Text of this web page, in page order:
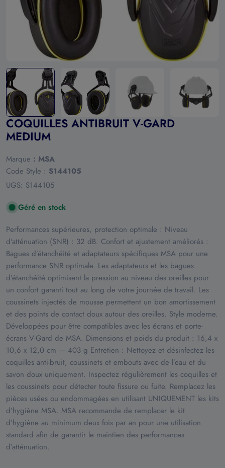
COQUILLES ANTIBRUIT V-GARD
MEDIUM
Marque : MSA
Code Style : S144105
UGS: S144105
Géré en stock
Performances supérieures, protection optimale : Niveau
d'atténuation (SNR) : 32 dB. Confort et ajustement améliorés :
Bagues d’étanchéité et adaptateurs spécifiques MSA pour une
performance SNR optimale. Les adaptateurs et les bagues
d’étanchéité optimisent la pression au niveau des oreilles pour
un confort garanti tout au long de votre journée de travail. Les
coussinets injectés de mousse permettent un bon amortissement
et des points de contact doux autour des oreilles. Style moderne.
Développées pour être compatibles avec les écrans et porte-
écrans V-Gard de MSA. Dimensions et poids du produit : 16,4 x
10,6 x 12,0 cm — 403 g Entretien : Nettoyez et désinfectez les
coquilles anti-bruit, coussinets et embouts avec de l’eau et du
savon doux uniquement. Inspectez régulièrement les coquilles et
les coussinets pour détecter toute fissure ou fuite. Remplacez les
pièces usées ou endommagées en utilisant UNIQUEMENT les kits
d’hygiène MSA. MSA recommande de remplacer le kit
d’hygiène au minimum deux fois par an pour une utilisation
standard afin de garantir le maintien des performances
d’atténuation.